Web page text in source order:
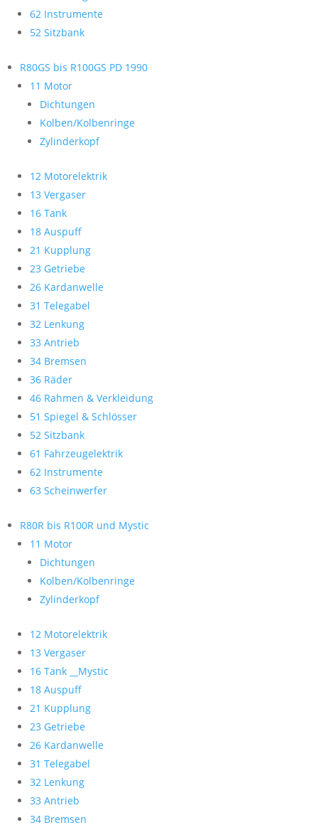
62 Instrumente
52 Sitzbank
R80GS bis R100GS PD 1990
11 Motor
Dichtungen
Kolben/Kolbenringe
Zylinderkopf
12 Motorelektrik
13 Vergaser
16 Tank
18 Auspuff
21 Kupplung
23 Getriebe
26 Kardanwelle
31 Telegabel
32 Lenkung
33 Antrieb
34 Bremsen
36 Räder
46 Rahmen & Verkleidung
51 Spiegel & Schlösser
52 Sitzbank
61 Fahrzeugelektrik
62 Instrumente
63 Scheinwerfer
R80R bis R100R und Mystic
11 Motor
Dichtungen
Kolben/Kolbenringe
Zylinderkopf
12 Motorelektrik
13 Vergaser
16 Tank __Mystic
18 Auspuff
21 Kupplung
23 Getriebe
26 Kardanwelle
31 Telegabel
32 Lenkung
33 Antrieb
34 Bremsen